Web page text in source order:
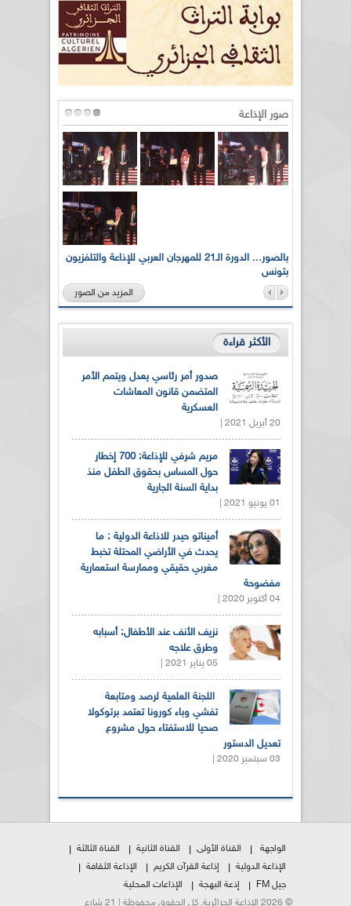
صور الإذاعة
بالصور... الدورة الـ21 للمهرجان العربي للإذاعة والتلفزيون
بتونس
المزيد من الصور
الأكثر قراءة
صدور أمر رئاسي يعدل ويتمم الأمر
المتضمن قانون المعاشات
العسكرية
20 أبريل 2021 |
مريم شرفي للإذاعة: 700 إخطار
حول المساس بحقوق الطفل منذ
بداية السنة الجارية
01 يونيو 2021 |
أميناتو حيدر للاذاعة الدولية : ما
يحدث في الأراضي المحتلة تخبط
مغربي حقيقي وممارسة استعمارية
مفضوحة
04 أكتوبر 2020 |
نزيف الأنف عند الأطفال: أسبابه
وطرق علاجه
05 يناير 2021 |
اللجنة العلمية لرصد ومتابعة
تفشي وباء كورونا تعتمد برتوكولا
صحيا للاستفتاء حول مشروع
تعديل الدستور
03 سبتمبر 2020 |
الواجهة القناة الأولى القناة الثانية
القناة الثالثة
الإذاعة الدولية
إذاعة القرآن الكريم
الإذاعة الثقافة
جيل FM
إذعة البهجة
الإذاعات المحلية
© 2026 الإذاعة الجزائرية. كل الحقوق محفوظة | 21 شارع